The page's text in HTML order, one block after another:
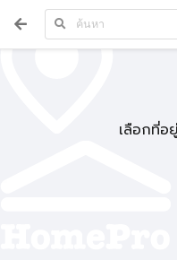
เลือกที่อ